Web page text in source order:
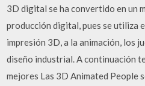
3D digital se ha convertido en un
producción digital, pues se utiliza
impresión 3D, a la animación, los
diseño industrial. A continuación
mejores Las 3D Animated People